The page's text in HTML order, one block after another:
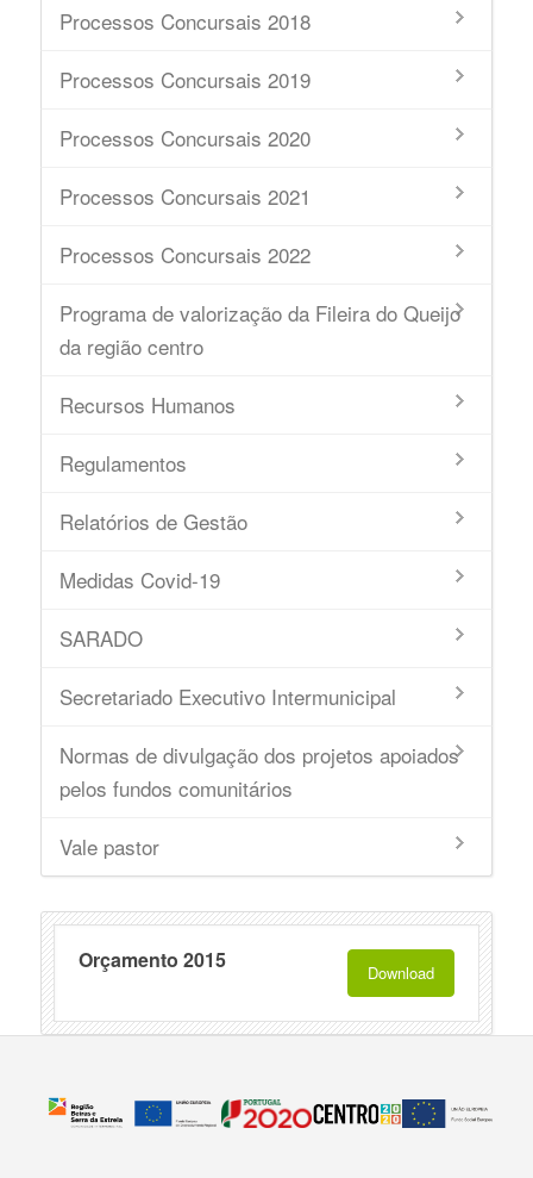
Processos Concursais 2018
Processos Concursais 2019
Processos Concursais 2020
Processos Concursais 2021
Processos Concursais 2022
Programa de valorização da Fileira do Queijo
da região centro
Recursos Humanos
Regulamentos
Relatórios de Gestão
Medidas Covid-19
SARADO
Secretariado Executivo Intermunicipal
Normas de divulgação dos projetos apoiados
pelos fundos comunitários
Vale pastor
Orçamento 2015 Download